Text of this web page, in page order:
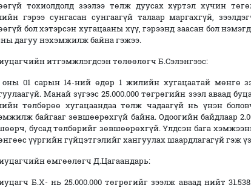
тохиолдолд зээлээ төлж дуусах хүртэл хүчин
гэрээ сунгасан сунгаагүй талаар маргахгүй,
бол хэтэрсэн хугацааны хүү, гэрээнд заасан бол
дагуу нэхэмжилж байна гэжээ.
итгэмжлэгдсэн төлөөлөгч Б.Сэлэнгээс:
оны 01 сарын 14-ний өдөр 1 жилийн хугацаатай мөнгө
Манай зүгээс 25.000.000 төгрөгийн зээл аваад
төлбөрөө хугацаандаа төлж чадаагүй нь үнэн
байгааг зөвшөөрөхгүй байна. Одоогийн байдлаар
бусад төлбөрийг зөвшөөрөхгүй. Үлдсэн бага
үүргийн гүйцэтгэлийг хангуулах шаардлагагүй гэж
өмгөөлөгч Д.Цагаандарь:
Б.Х- нь 25.000.000 төгрөгийг зээлж аваад нийт